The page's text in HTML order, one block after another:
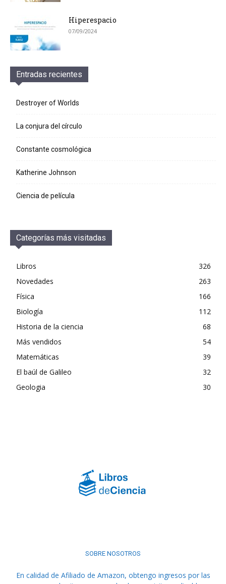
Hiperespacio
07/09/2024
Entradas recientes
Destroyer of Worlds
La conjura del círculo
Constante cosmológica
Katherine Johnson
Ciencia de película
Categorías más visitadas
Libros
326
Novedades
263
Física
166
Biología
112
Historia de la ciencia
68
Más vendidos
54
Matemáticas
39
El baúl de Galileo
32
Geologia
30
SOBRE NOSOTROS
En calidad de Afiliado de Amazon, obtengo ingresos por las